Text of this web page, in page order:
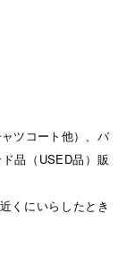
ツコート他）、バ
品（USED品）販
くにいらしたとき